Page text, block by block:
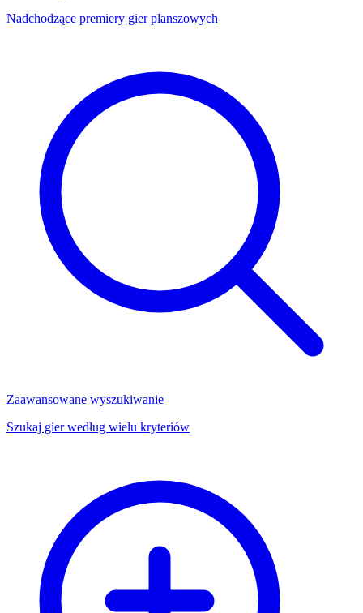
Nadchodzące premiery gier planszowych
Zaawansowane wyszukiwanie
Szukaj gier według wielu kryteriów